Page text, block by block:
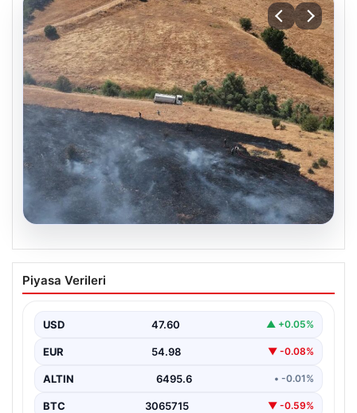
Tunceli’de otluk alandan ormana
sıçrayan yangın söndürüldü
Piyasa Verileri
USD 47.60 ▲ +0.05%
EUR 54.98 ▼ -0.08%
ALTIN 6495.6 • -0.01%
BTC 3065715 ▼ -0.59%